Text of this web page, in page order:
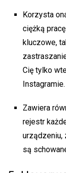
Korzysta
ciężką
kluczowe,
Cię tylko
Instagramie.
Zawiera
rejestr
urządzeniu,
są